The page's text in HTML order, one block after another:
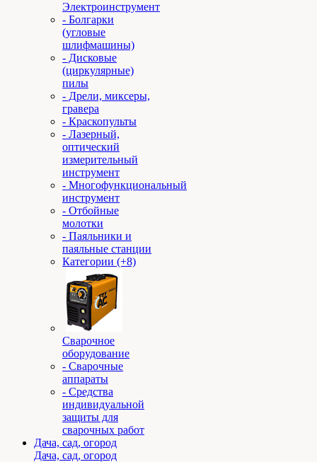
Электроинструмент
- Болгарки
(угловые
шлифмашины)
- Дисковые
(циркулярные)
пилы
- Дрели, миксеры,
гравера
- Краскопульты
- Лазерный,
оптический
измерительный
инструмент
- Многофункциональный
инструмент
- Отбойные
молотки
- Паяльники и
паяльные станции
Категории (+8)
Сварочное
оборудование
- Сварочные
аппараты
- Средства
индивидуальной
защиты для
сварочных работ
Дача, сад, огород
Дача, сад, огород